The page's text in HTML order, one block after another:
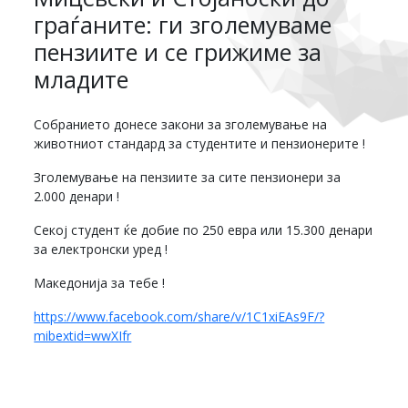
граѓаните: ги зголемуваме
пензиите и се грижиме за
младите
Собранието донесе закони за зголемување на
животниот стандард за студентите и пензионерите !
Зголемување на пензиите за сите пензионери за
2.000 денари !
Секој студент ќе добие по 250 евра или 15.300 денари
за електронски уред !
Македонија за тебе !
https://www.facebook.com/share/v/1C1xiEAs9F/?
mibextid=wwXIfr